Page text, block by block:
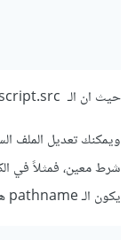
حيث ان الـ script.src يشير إلى مسار الملف script.js.
يكون الـ pathname هو / أي سيتم عرضه في الصفحة الرئيسية فقط